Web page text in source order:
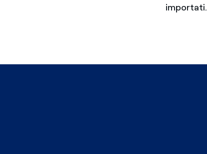
importati.